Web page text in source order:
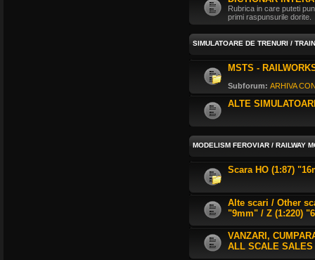
Rubrica in care puteti
primi raspunsurile dorite.
SIMULATOARE DE TRENURI /
MSTS -
Subforum: ARHIVA
ALTE
MODELISM FEROVIAR / RAILWAY
Scara HO (1:87)
Alte scari / Other
"9mm" / Z (1:220)
VANZARI,
ALL SCALE SALES